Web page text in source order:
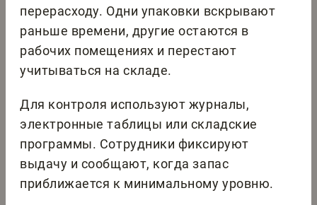
перерасходу. Одни упаковки вскрывают
раньше времени, другие остаются в
рабочих помещениях и перестают
учитываться на складе.
Для контроля используют журналы,
электронные таблицы или складские
программы. Сотрудники фиксируют
выдачу и сообщают, когда запас
приближается к минимальному уровню.